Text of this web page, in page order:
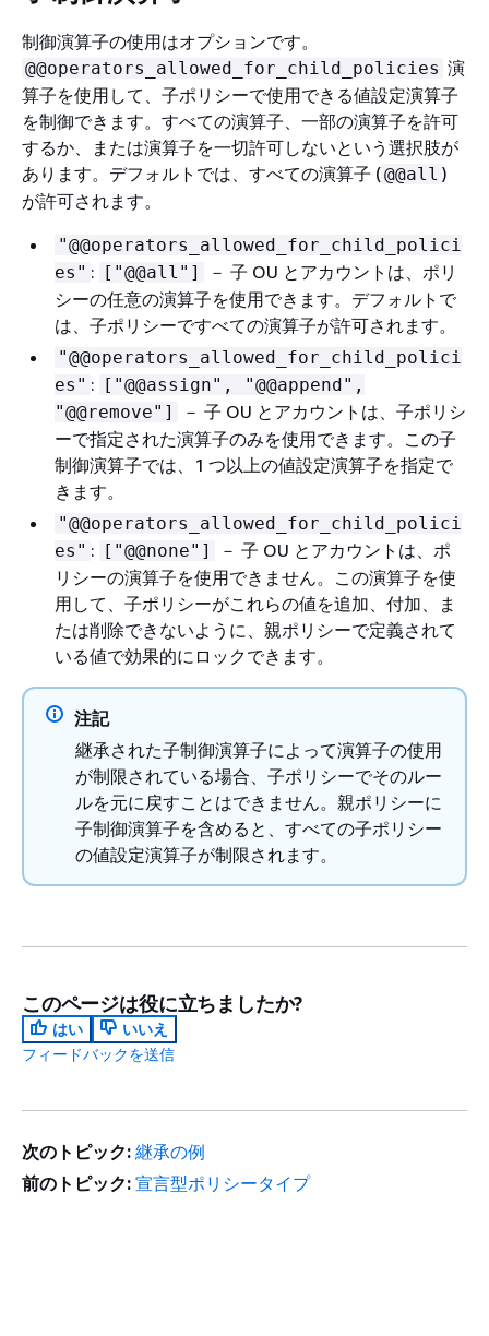
制御演算子の使用はオプションです。
@@operators_allowed_for_child_policies 演
算子を使用して、子ポリシーで使用できる値設定演算子
を制御できます。すべての演算子、一部の演算子を許可
するか、または演算子を一切許可しないという選択肢が
あります。デフォルトでは、すべての演算子 (@@all )
が許可されます。
"@@operators_allowed_for_child_polici
es" : ["@@all"]
－ 子 OU とアカウントは、ポリ
シーの任意の演算子を使用できます。デフォルトで
は、子ポリシーですべての演算子が許可されます。
"@@operators_allowed_for_child_polici
es" : ["@@assign", "@@append",
"@@remove"]
－ 子 OU とアカウントは、子ポリシ
ーで指定された演算子のみを使用できます。この子
制御演算子では、1 つ以上の値設定演算子を指定で
きます。
"@@operators_allowed_for_child_polici
es" : ["@@none"]
－ 子 OU とアカウントは、ポ
リシーの演算子を使用できません。この演算子を使
用して、子ポリシーがこれらの値を追加、付加、ま
たは削除できないように、親ポリシーで定義されて
いる値で効果的にロックできます。
注記
継承された子制御演算子によって演算子の使用
が制限されている場合、子ポリシーでそのルー
ルを元に戻すことはできません。親ポリシーに
子制御演算子を含めると、すべての子ポリシー
の値設定演算子が制限されます。
このページは役に立ちましたか?
はい
いいえ
フィードバックを送信
次のトピック: 継承の例
前のトピック: 宣言型ポリシータイプ